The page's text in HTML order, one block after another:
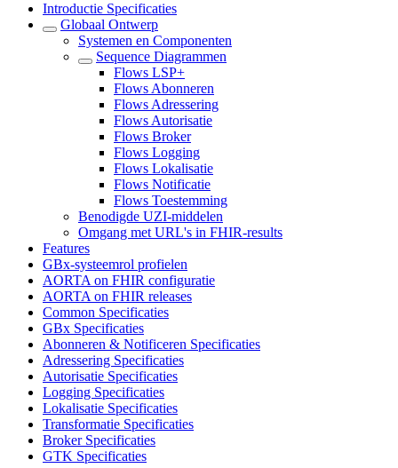
Introductie Specificaties
Globaal Ontwerp
Systemen en Componenten
Sequence Diagrammen
Flows LSP+
Flows Abonneren
Flows Adressering
Flows Autorisatie
Flows Broker
Flows Logging
Flows Lokalisatie
Flows Notificatie
Flows Toestemming
Benodigde UZI-middelen
Omgang met URL's in FHIR-results
Features
GBx-systeemrol profielen
AORTA on FHIR configuratie
AORTA on FHIR releases
Common Specificaties
GBx Specificaties
Abonneren & Notificeren Specificaties
Adressering Specificaties
Autorisatie Specificaties
Logging Specificaties
Lokalisatie Specificaties
Transformatie Specificaties
Broker Specificaties
GTK Specificaties